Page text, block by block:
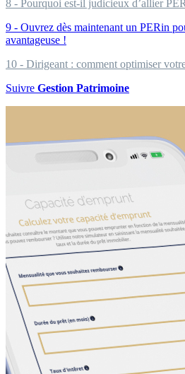
8 - Pourquoi est-il judicieux d’allier
9 - Ouvrez dès maintenant un PERin
avantageuse !
10 - Dirigeant : comment optimiser
Suivre Gestion Patrimoine